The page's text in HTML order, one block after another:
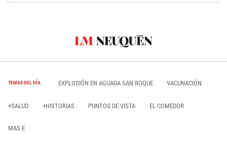
TEMAS DEL DÍA EXPLOSIÓN EN AGUADA SAN ROQUE VACUNACIÓN
+SALUD +HISTORIAS PUNTOS DE VISTA EL COMEDOR
MAS E